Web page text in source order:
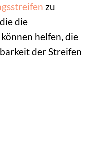
zu
die
helfen, die
der Streifen